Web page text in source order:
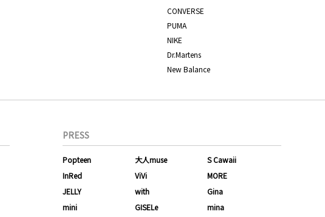
CONVERSE
PUMA
NIKE
Dr.Martens
New Balance
PRESS
Popteen 大人muse
S Cawaii
InRed
ViVi
MORE
JELLY
with
Gina
mini
GISELe mina